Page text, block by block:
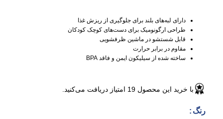
دارای لبه‌های بلند برای جلوگیری از ریزش غذا
طراحی ارگونومیک برای دست‌های کوچک کودکان
قابل شستشو در ماشین ظرفشویی
مقاوم در برابر حرارت
ساخته شده از سیلیکون ایمن و فاقد BPA
با خرید این محصول 19 امتیاز دریافت می‌کنید.
رنگ